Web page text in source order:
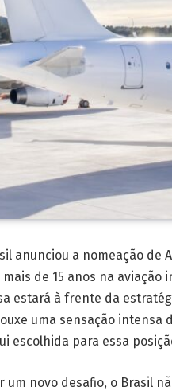
anunciou a nomeação de
de 15 anos na
estará à frente da
uma sensação intensa
escolhida para essa
novo desafio, o Brasil